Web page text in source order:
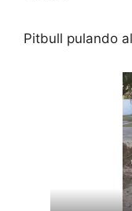
Pitbull pulando